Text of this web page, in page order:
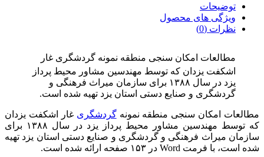
توضیحات
ویژگی های محصول
نظرات (0)
مطالعات امکان سنجی منطقه نمونه گردشگری غار
اشکفت یزدان که توسط مهندسین مشاور محیط پرداز
یزد در سال ۱۳۸۸ برای سازمان میراث فرهنگی و
گردشگری و صنایع دستی استان یزد تهیه شده است.
مطالعات امکان سنجی منطقه نمونهگردشگری غار اشکفت یزدان
که توسط مهندسین مشاور محیط پرداز یزد در سال ۱۳۸۸ برای
سازمان میراث فرهنگی و گردشگری و صنایع دستی استان یزد تهیه
شده است، با فرمت Word در ۱۵۳ صفحه ارائه شده است.